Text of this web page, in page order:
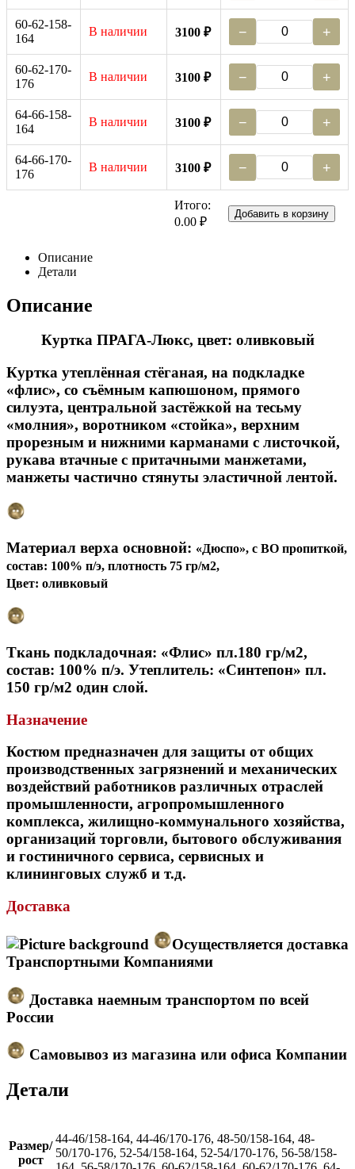
60-62-158-
164
В наличии 3100 ₽ − +
60-62-170-
176
В наличии 3100 ₽ − +
64-66-158-
164
В наличии 3100 ₽ − +
64-66-170-
176
В наличии 3100 ₽ − +
Итого:
0.00 ₽
Добавить в корзину
Описание
Детали
Описание
Куртка ПРАГА-Люкс, цвет: оливковый
Куртка утеплённая стёганая, на подкладке
«флис», со съёмным капюшоном, прямого
силуэта, центральной застёжкой на тесьму
«молния», воротником «стойка», верхним
прорезным и нижними карманами с листочкой,
рукава втачные с притачными манжетами,
манжеты частично стянуты эластичной лентой.
Материал верха основной: «Дюспо», с ВО пропиткой,
состав: 100% п/э, плотность 75 гр/м2,
Цвет: оливковый
Ткань подкладочная: «Флис» пл.180 гр/м2,
состав: 100% п/э. Утеплитель: «Синтепон» пл.
150 гр/м2 один слой.
Назначение
Костюм предназначен для защиты от общих
производственных загрязнений и механических
воздействий работников различных отраслей
промышленности, агропромышленного
комплекса, жилищно-коммунального хозяйства,
организаций торговли, бытового обслуживания
и гостиничного сервиса, сервисных и
клининговых служб и т.д.
Доставка
Осуществляется доставка
Транспортными Компаниями
Доставка наемным транспортом по всей
России
Самовывоз из магазина или офиса Компании
Детали
Размер/
рост
44-46/158-164, 44-46/170-176, 48-50/158-164, 48-
50/170-176, 52-54/158-164, 52-54/170-176, 56-58/158-